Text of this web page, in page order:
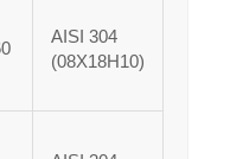
AISI 304
(08Х18Н10)